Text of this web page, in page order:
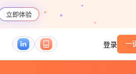
立即体验
登录 一